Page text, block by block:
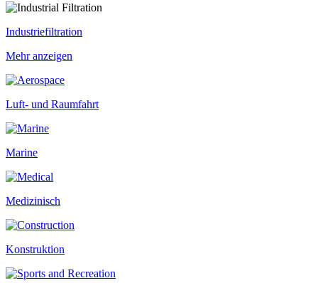
Industriefiltration
Mehr anzeigen
Luft- und Raumfahrt
Marine
Medizinisch
Konstruktion